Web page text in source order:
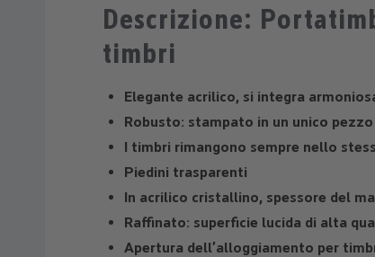
Descrizione:
timbri
Elegante acrilico, si integra
Robusto: stampato in un unico pezzo
I timbri rimangono sempre nello
Piedini trasparenti
In acrilico cristallino, spessore del
Raffinato: superficie lucida di alta
Apertura dell’alloggiamento per